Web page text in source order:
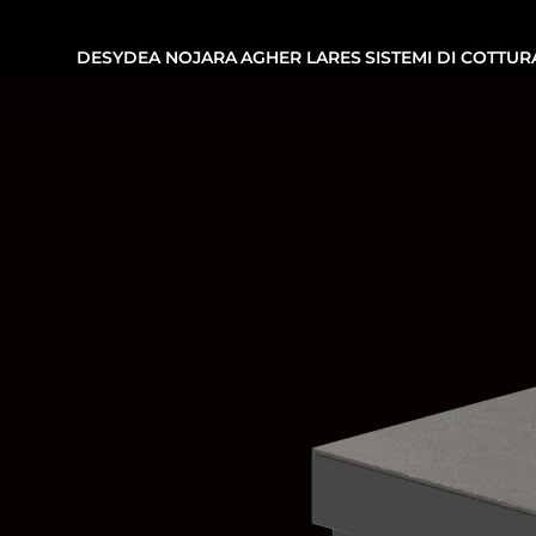
DESYDEA NOJARAAGHER LARESSISTEMI DI